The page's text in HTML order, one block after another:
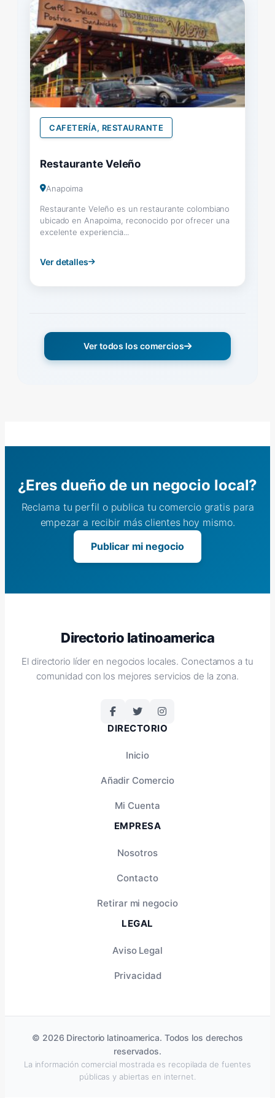
CAFETERÍA, RESTAURANTE
Restaurante Veleño
Anapoima
Restaurante Veleño es un restaurante colombiano
ubicado en Anapoima, reconocido por ofrecer una
excelente experiencia...
Ver detalles
Ver todos los comercios
¿Eres dueño de un negocio local?
Reclama tu perfil o publica tu comercio gratis para
empezar a recibir más clientes hoy mismo.
Publicar mi negocio
Directorio latinoamerica
El directorio líder en negocios locales. Conectamos a tu
comunidad con los mejores servicios de la zona.
DIRECTORIO
Inicio
Añadir Comercio
Mi Cuenta
EMPRESA
Nosotros
Contacto
Retirar mi negocio
LEGAL
Aviso Legal
Privacidad
© 2026 Directorio latinoamerica. Todos los derechos
reservados.
La información comercial mostrada es recopilada de fuentes
públicas y abiertas en internet.